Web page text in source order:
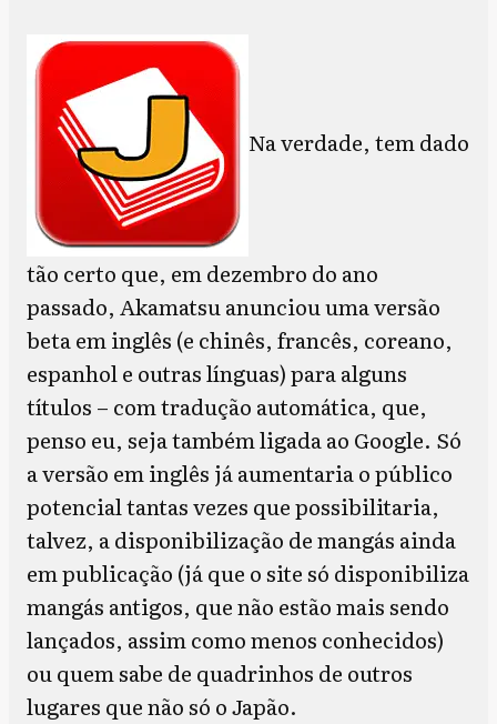
Na verdade, tem dado
tão certo que, em dezembro do ano
passado, Akamatsu anunciou uma versão
beta em inglês (e chinês, francês, coreano,
espanhol e outras línguas) para alguns
títulos – com tradução automática, que,
penso eu, seja também ligada ao Google. Só
a versão em inglês já aumentaria o público
potencial tantas vezes que possibilitaria,
talvez, a disponibilização de mangás ainda
em publicação (já que o site só disponibiliza
mangás antigos, que não estão mais sendo
lançados, assim como menos conhecidos)
ou quem sabe de quadrinhos de outros
lugares que não só o Japão.